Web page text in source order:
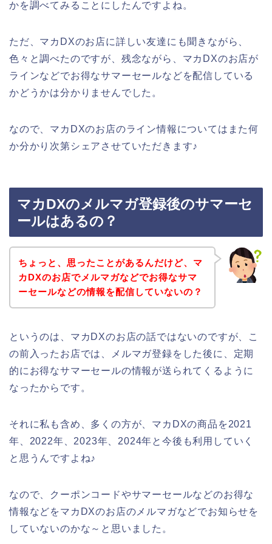
かを調べてみることにしたんですよね。
ただ、マカDXのお店に詳しい友達にも聞きながら、
色々と調べたのですが、残念ながら、マカDXのお店が
ラインなどでお得なサマーセールなどを配信している
かどうかは分かりませんでした。
なので、マカDXのお店のライン情報についてはまた何
か分かり次第シェアさせていただきます♪
マカDXのメルマガ登録後のサマーセ
ールはあるの？
ちょっと、思ったことがあるんだけど、マ
カDXのお店でメルマガなどでお得なサマ
ーセールなどの情報を配信していないの？
というのは、マカDXのお店の話ではないのですが、こ
の前入ったお店では、メルマガ登録をした後に、定期
的にお得なサマーセールの情報が送られてくるように
なったからです。
それに私も含め、多くの方が、マカDXの商品を2021
年、2022年、2023年、2024年と今後も利用していく
と思うんですよね♪
なので、クーポンコードやサマーセールなどのお得な
情報などをマカDXのお店のメルマガなどでお知らせを
していないのかな～と思いました。